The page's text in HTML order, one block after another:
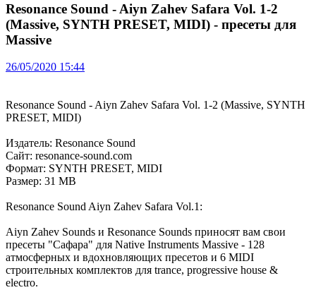
Resonance Sound - Aiyn Zahev Safara Vol. 1-2
(Massive, SYNTH PRESET, MIDI) - пресеты для
Massive
26/05/2020 15:44
Resonance Sound - Aiyn Zahev Safara Vol. 1-2 (Massive, SYNTH
PRESET, MIDI)
Издатель: Resonance Sound
Сайт: resonance-sound.com
Формат: SYNTH PRESET, MIDI
Размер: 31 MB
Resonance Sound Aiyn Zahev Safara Vol.1:
Aiyn Zahev Sounds и Resonance Sounds приносят вам свои
пресеты "Сафара" для Native Instruments Massive - 128
атмосферных и вдохновляющих пресетов и 6 MIDI
строительных комплектов для trance, progressive house &
electro.